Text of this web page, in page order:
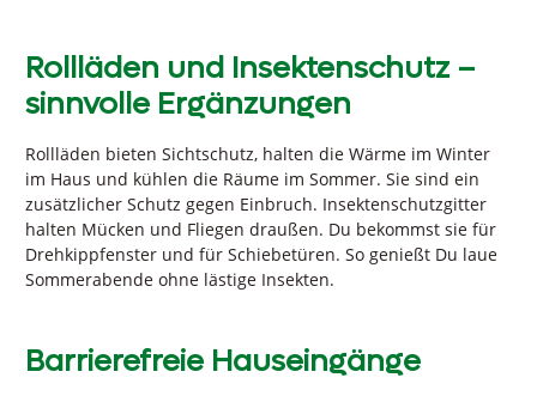
Rollläden und Insektenschutz –
sinnvolle Ergänzungen
Rollläden bieten Sichtschutz, halten die Wärme im Winter
im Haus und kühlen die Räume im Sommer. Sie sind ein
zusätzlicher Schutz gegen Einbruch. Insektenschutzgitter
halten Mücken und Fliegen draußen. Du bekommst sie für
Drehkippfenster und für Schiebetüren. So genießt Du laue
Sommerabende ohne lästige Insekten.
Barrierefreie Hauseingänge